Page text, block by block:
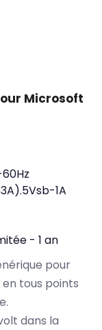
Microsoft
1A
- 1 an
pour
tous points
dans la